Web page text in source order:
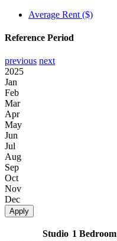
Average Rent ($)
Reference Period
previous next
2025
Jan
Feb
Mar
Apr
May
Jun
Jul
Aug
Sep
Oct
Nov
Dec
Apply
Studio 1 Bedroom